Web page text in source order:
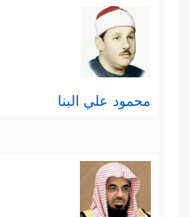
محمود علي البنا